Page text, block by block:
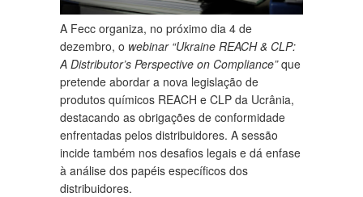
A Fecc organiza, no próximo dia 4 de
dezembro, o webinar “Ukraine REACH & CLP:
A Distributor’s Perspective on Compliance”que
pretende abordar a nova legislação de
produtos químicos REACH e CLP da Ucrânia,
destacando as obrigações de conformidade
enfrentadas pelos distribuidores. A sessão
incide também nos desafios legais e dá enfase
à análise dos papéis específicos dos
distribuidores.